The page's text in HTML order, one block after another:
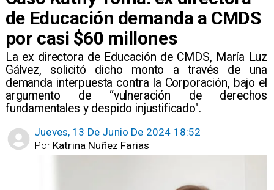
de Educación demanda a CMDS
por casi $60 millones
La ex directora de Educación de CMDS, María Luz
Gálvez, solicitó dicho monto a través de una
demanda interpuesta contra la Corporación, bajo el
argumento de “vulneración de derechos
fundamentales y despido injustificado".
Jueves, 13 De Junio De 2024 18:52
Katrina Nuñez Farias
Por